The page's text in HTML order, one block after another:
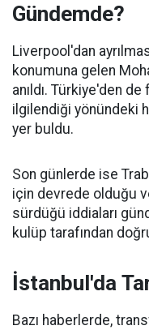
Gündemde?
Liverpool'dan
konumuna gelen
anıldı. Türkiye'den
ilgilendiği yönündeki
yer buldu.
Son günlerde ise
için devrede olduğu
sürdüğü iddiaları
kulüp tarafından
İstanbul'da
Bazı haberlerde,